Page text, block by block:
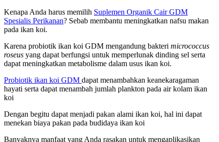
Kenapa Anda harus memilih Suplemen Organik Cair GDM
Spesialis Perikanan? Sebab membantu meningkatkan nafsu makan
pada ikan koi.
Karena probiotik ikan koi GDM mengandung bakteri micrococcus
roseus yang dapat berfungsi untuk memperlunak dinding sel serta
dapat meningkatkan metabolisme dalam usus ikan koi.
Probiotik ikan koi GDM dapat menambahkan keanekaragaman
hayati serta dapat menambah jumlah plankton pada air kolam ikan
koi
Dengan begitu dapat menjadi pakan alami ikan koi, hal ini dapat
menekan biaya pakan pada budidaya ikan koi
Banyaknya manfaat yang Anda rasakan untuk mengaplikasikan